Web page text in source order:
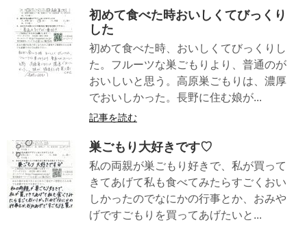
初めて食べた時おいしくてびっくり
した
初めて食べた時、おいしくてびっくりし
た。フルーツな巣ごもりより、普通のが
おいしいと思う。高原巣ごもりは、濃厚
でおいしかった。長野に住む娘が...
記事を読む
巣ごもり大好きです♡
私の両親が巣ごもり好きで、私が買って
きてあげて私も食べてみたらすごくおい
しかったのでなにかの行事とか、おみや
げですごもりを買ってあげたいと...